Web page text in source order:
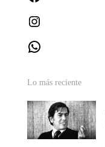
Lo más reciente